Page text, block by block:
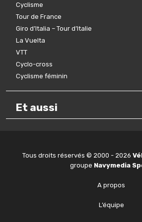
Cyclisme
Tour de France
Giro d’Italia – Tour d’Italie
La Vuelta
VTT
Cyclo-cross
Cyclisme féminin
Et aussi
Tous droits réservés © 2000 - 2026
groupe Navymedia
A propos
L’équipe